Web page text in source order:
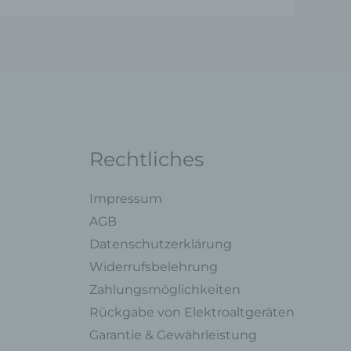
Rechtliches
Impressum
AGB
Datenschutzerklärung
Widerrufsbelehrung
Zahlungsmöglichkeiten
Rückgabe von Elektroaltgeräten
Garantie & Gewährleistung